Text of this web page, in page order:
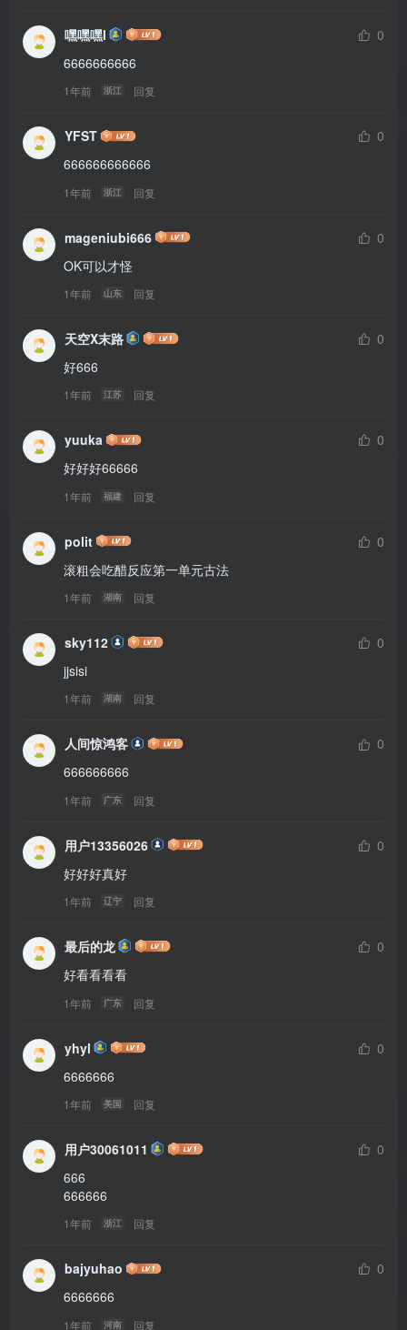
嘿嘿嘿l
0
6666666666
1年前 浙江 回复
YFST
0
666666666666
1年前 浙江 回复
mageniubi666
0
OK可以才怪
1年前 山东 回复
天空X末路
0
好666
1年前 江苏 回复
yuuka
0
好好好66666
1年前 福建 回复
polit
0
滚粗会吃醋反应第一单元古法
1年前 湖南 回复
sky112
0
jjsisi
1年前 湖南 回复
人间惊鸿客
0
666666666
1年前 广东 回复
用户13356026
0
好好好真好
1年前 辽宁 回复
最后的龙
0
好看看看看
1年前 广东 回复
yhyl
0
6666666
1年前 美国 回复
用户30061011
0
666
666666
1年前 浙江 回复
bajyuhao
0
6666666
1年前 河南 回复